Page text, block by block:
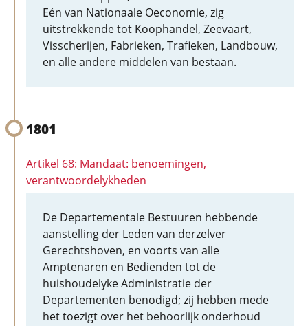
Eén van Nationaale Oeconomie, zig
uitstrekkende tot Koophandel, Zeevaart,
Visscherijen, Fabrieken, Trafieken, Landbouw,
en alle andere middelen van bestaan.
1801
Artikel 68: Mandaat: benoemingen,
verantwoordelykheden
De Departementale Bestuuren hebbende
aanstelling der Leden van derzelver
Gerechtshoven, en voorts van alle
Amptenaren en Bedienden tot de
huishoudelyke Administratie der
Departementen benodigd; zij hebben mede
het toezigt over het behoorlijk onderhoud